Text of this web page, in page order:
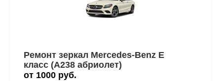
Ремонт зеркал Mercedes-Benz E
класс (A238 абриолет)
от 1000 руб.